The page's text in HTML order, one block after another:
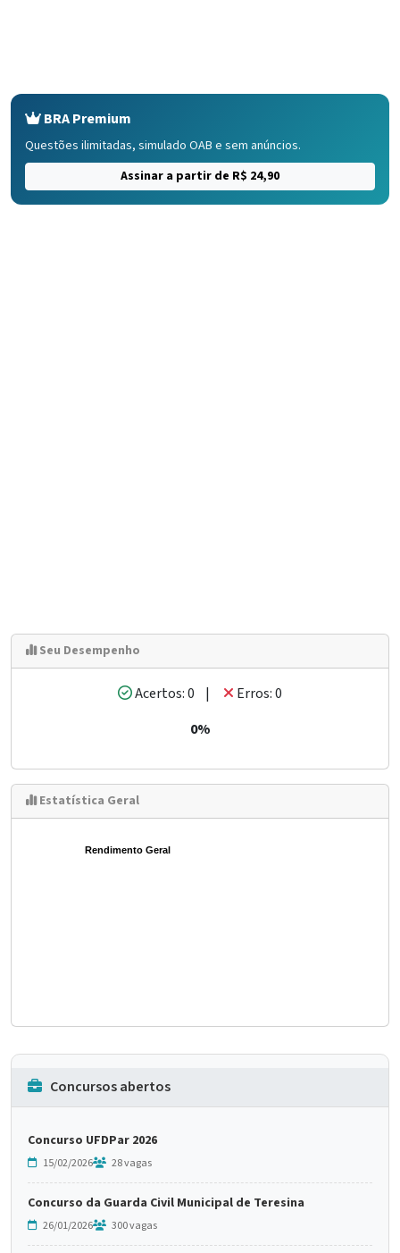
BRA Premium
Questões ilimitadas, simulado OAB e sem anúncios.
Assinar a partir de R$ 24,90
Seu Desempenho
Acertos: 0 |
Erros: 0
0%
Estatística Geral
Rendimento Geral
Concursos abertos
Concurso UFDPar 2026
15/02/2026 28 vagas
Concurso da Guarda Civil Municipal de Teresina
26/01/2026 300 vagas